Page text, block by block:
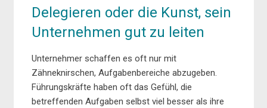
Delegieren oder die Kunst, sein
Unternehmen gut zu leiten
Unternehmer schaffen es oft nur mit
Zähneknirschen, Aufgabenbereiche abzugeben.
Führungskräfte haben oft das Gefühl, die
betreffenden Aufgaben selbst viel besser als ihre